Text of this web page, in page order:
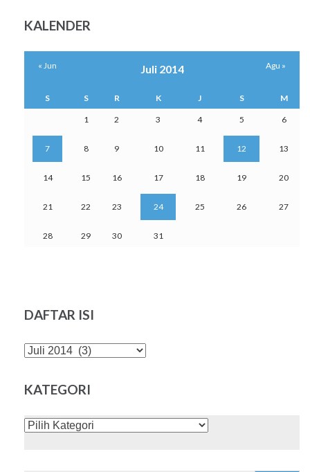
KALENDER
Juli 2014
S S R K J S M
1 2 3 4 5 6
7 8 9 10 11 12 13
14 15 16 17 18 19 20
21 22 23 24 25 26 27
28 29 30 31
« Jun Agu »
DAFTAR ISI
DAFTAR
KATEGORI
KATEGORI